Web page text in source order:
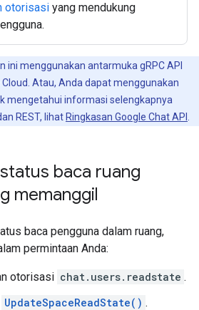
otorisasi yang mendukung
ini menggunakan antarmuka gRPC API
Atau, Anda dapat menggunakan
mengetahui informasi selengkapnya
REST, lihat Ringkasan Google Chat API
baca ruang
memanggil
baca pengguna dalam ruang,
permintaan Anda:
otorisasi chat.users.readstate .
UpdateSpaceReadState() .